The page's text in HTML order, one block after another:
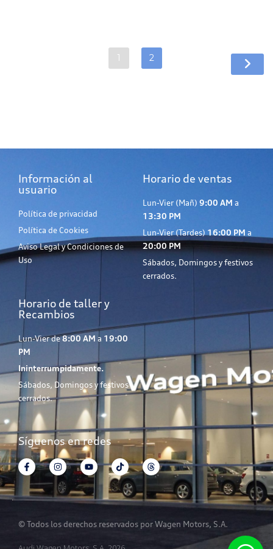
1 2
Información al
usuario
Política de privacidad
Política de Cookies
Aviso Legal y Condiciones de
Uso
Horario de ventas
Lun-Vier (Mañ) 9:00 AM a
13:30 PM
Lun-Vier (Tardes) 16:00 PM a
20:00 PM
Sábados, Domingos y festivos
cerrados.
Horario de taller y
Recambios
Lun-Vier de8:00 AM a 19:00
PM
Ininterrumpidamente.
Sábados, Domingos y festivos
cerrados.
Síguenos en redes
© Todos los derechos reservados por Wagen Motors, S.A.